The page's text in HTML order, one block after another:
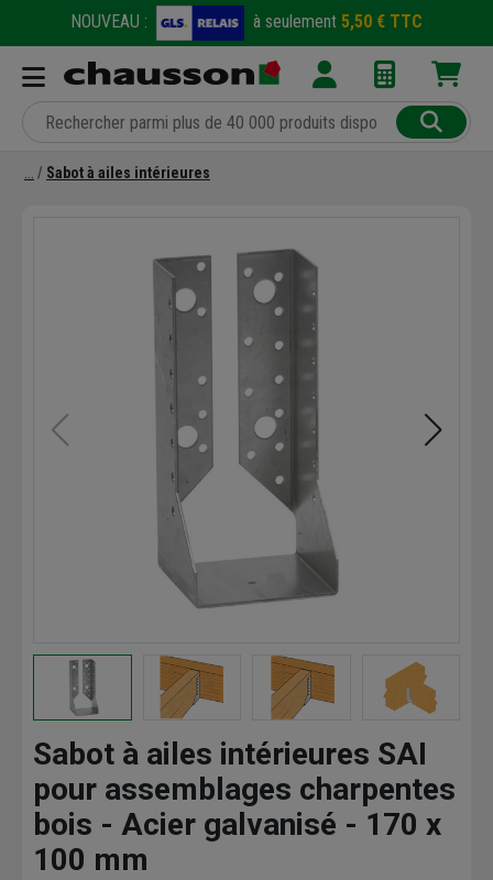
NOUVEAU : à seulement 5,50 € TTC
Sabot à ailes intérieures
Sabot à ailes intérieures SAI
pour assemblages charpentes
bois - Acier galvanisé - 170 x
100 mm